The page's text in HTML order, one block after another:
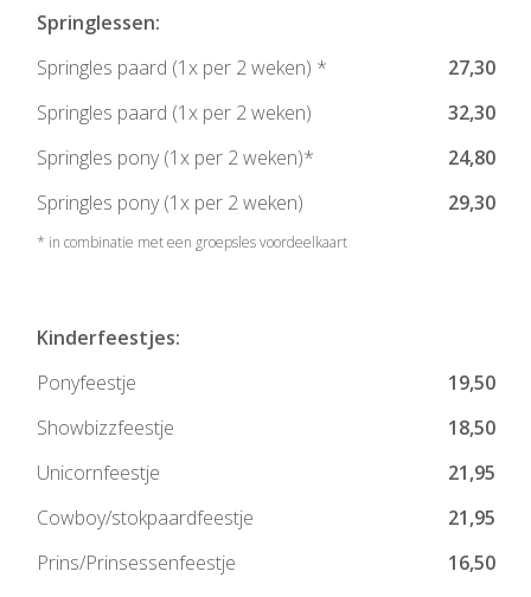
Springlessen:
Springles paard (1x per 2 weken) *
27,30
Springles paard (1x per 2 weken)
32,30
Springles pony (1x per 2 weken)*
24,80
Springles pony (1x per 2 weken)
29,30
* in combinatie met een groepsles voordeelkaart
Kinderfeestjes:
Ponyfeestje
19,50
Showbizzfeestje
18,50
Unicornfeestje
21,95
Cowboy/stokpaardfeestje
21,95
Prins/Prinsessenfeestje
16,50